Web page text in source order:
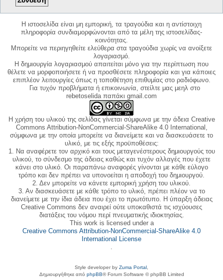
Η ιστοσελίδα είναι μη εμπορική, τα τραγούδια και η αντίστοιχη
πληροφορία συνδιαμορφώνονται από τα μέλη της ιστοσελίδας-
κοινότητας.
Μπορείτε να περιηγηθείτε ελεύθερα στα τραγούδια χωρίς να ανοίξετε
λογαριασμό.
Η δημιουργία λογαριασμού απαιτείται μόνο για την περίπτωση που
θέλετε να μορφοποιήσετε ή να προσθέσετε πληροφορία και για κάποιες
επιπλέον λειτουργίες όπως η τοποθέτηση επιθυμίας στο ραδιόφωνο.
Για τυχόν προβλήματα ή επικοινωνία, στείλτε μας μεηλ στο
rebetoselida παπάκι gmail.com
Η χρήση του υλικού της σελίδας γίνεται σύμφωνα με την άδεια Creative
Commons Attribution-NonCommercial-ShareAlike 4.0 International,
σύμφωνα με την οποία μπορείτε να διανείμετε και να διασκευάσετε το
υλικό, με τις εξής προϋποθέσεις:
1. Να αναφέρετε τον αρχικό και τους μεταγενέστερους δημιουργούς του
υλικού, το σύνδεσμο της άδειας καθώς και τυχόν αλλαγές που έχετε
κάνει στο υλικό. Οι παραπάνω αναφορές γίνονται με κάθε εύλογο
τρόπο και δεν πρέπει να υπονοείται η αποδοχή του δημιουργού.
2. Δεν μπορείτε να κάνετε εμπορική χρήση του υλικού.
3. Αν διασκευάσετε με κάθε τρόπο το υλικό, πρέπει πλέον να το
διανείμετε με την ίδια άδεια που έχει το πρωτότυπο. Η ύπαρξη άδειας
Creative Commons δεν αναιρεί ούτε υποκαθιστά τις ισχύουσες
διατάξεις του νόμου περί πνευματικής ιδιοκτησίας.
This work is licensed under a
Creative Commons Attribution-NonCommercial-ShareAlike 4.0
International License
.
Style developer by Zuma Portal
Δημιουργήθηκε από phpBB® Forum Software © phpBB Limited